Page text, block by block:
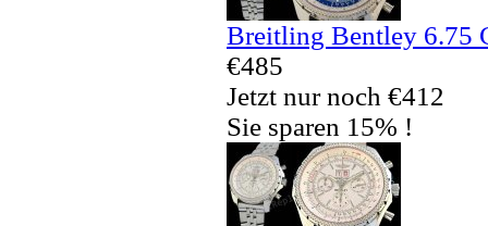
Breitling Bentley 6.75
€485
Jetzt nur noch €412
Sie sparen 15% !